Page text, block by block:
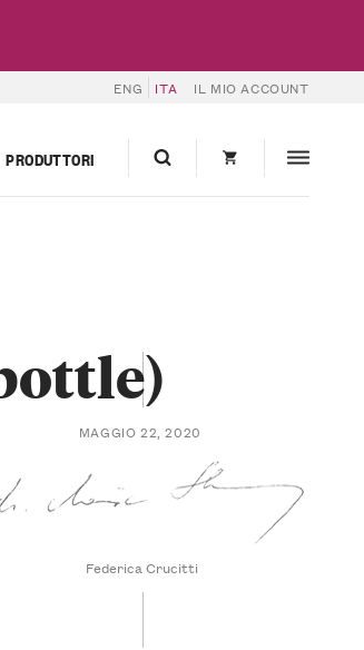
ENG ITA IL MIO ACCOUNT
PRODUTTORI
MAGGIO 22, 2020
Federica Crucitti